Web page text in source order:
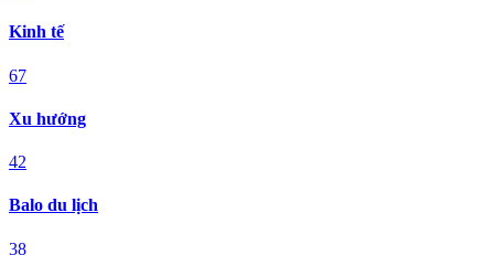
Kinh tế
67
Xu hướng
42
Balo du lịch
38